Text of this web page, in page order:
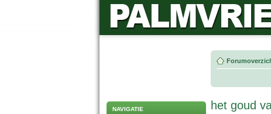
NAVIGATIE het goud